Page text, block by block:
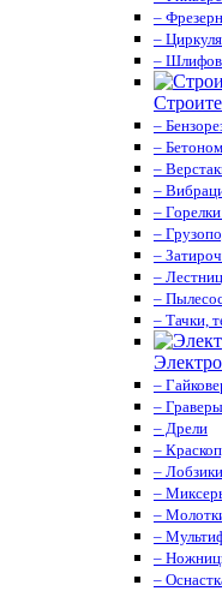
–
–
–
–
–
–
–
–
–
–
–
–
– Тачки,
–
– Граверы
– Дрели
–
– Лобзики
–
–
–
–
–